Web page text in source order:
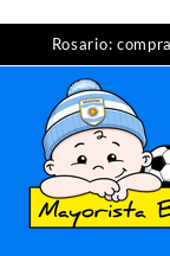
contenido
Rosario: